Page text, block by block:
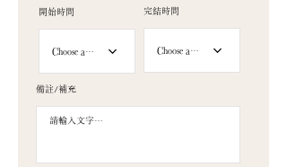
開始時間
Choose a time
完結時間
Choose a time
備註/補充